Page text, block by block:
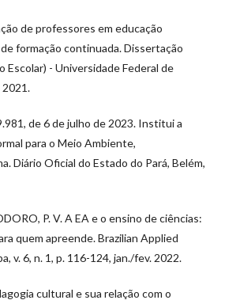
de professores em educação
formação continuada. Dissertação
Escolar) - Universidade Federal de
2021.
de 6 de julho de 2023. Institui a
para o Meio Ambiente,
Diário Oficial do Estado do Pará, Belém,
P. V. A EA e o ensino de ciências:
quem apreende. Brazilian Applied
v. 6, n. 1, p. 116-124, jan./fev. 2022.
cultural e sua relação com o